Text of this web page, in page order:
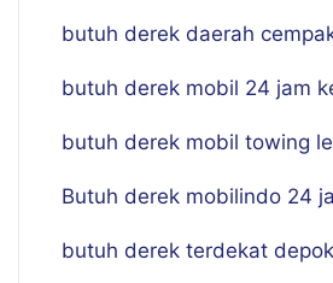
butuh derek daerah
butuh derek mobil 24 jam
butuh derek mobil towing
Butuh derek mobilindo 24
butuh derek terdekat